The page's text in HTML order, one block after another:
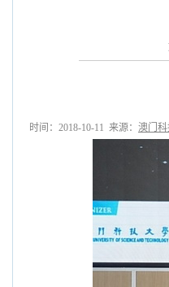
时间：2018-10-11 来源： 澳门